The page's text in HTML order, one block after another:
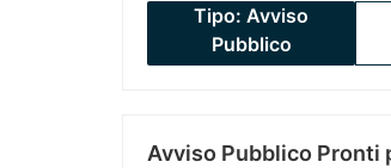
Tipo: Avviso
Pubblico
Avviso Pubblico Pronti